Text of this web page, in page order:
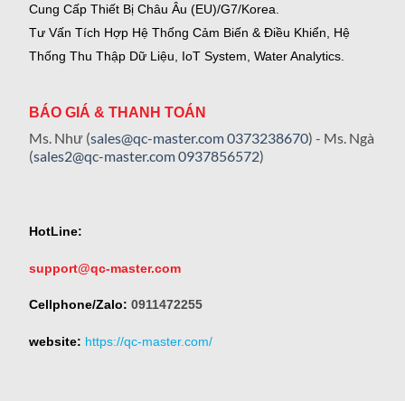
Cung Cấp Thiết Bị Châu Âu (EU)/G7/Korea.
Tư Vấn Tích Hợp Hệ Thống Cảm Biến & Điều Khiển, Hệ
Thống Thu Thập Dữ Liệu, IoT System, Water Analytics.
BÁO GIÁ & THANH TOÁN
Ms. Như (sales@qc-master.com0373238670) - Ms. Ngà
(sales2@qc-master.com0937856572)
HotLine:
support@qc-master.com
Cellphone/Zalo: 0911472255
website: https://qc-master.com/